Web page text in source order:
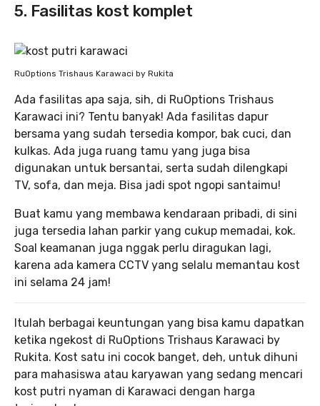
5. Fasilitas kost komplet
RuOptions Trishaus Karawaci by Rukita
Ada fasilitas apa saja, sih, di RuOptions Trishaus
Karawaci ini? Tentu banyak! Ada fasilitas dapur
bersama yang sudah tersedia kompor, bak cuci, dan
kulkas. Ada juga ruang tamu yang juga bisa
digunakan untuk bersantai, serta sudah dilengkapi
TV, sofa, dan meja. Bisa jadi spot ngopi santaimu!
Buat kamu yang membawa kendaraan pribadi, di sini
juga tersedia lahan parkir yang cukup memadai, kok.
Soal keamanan juga nggak perlu diragukan lagi,
karena ada kamera CCTV yang selalu memantau kost
ini selama 24 jam!
Itulah berbagai keuntungan yang bisa kamu dapatkan
ketika ngekost di RuOptions Trishaus Karawaci by
Rukita. Kost satu ini cocok banget, deh, untuk dihuni
para mahasiswa atau karyawan yang sedang mencari
kost putri nyaman di Karawaci dengan harga